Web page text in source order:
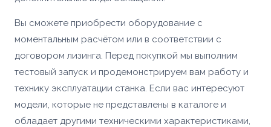
Вы сможете приобрести оборудование с
моментальным расчётом или в соответствии с
договором лизинга. Перед покупкой мы выполним
тестовый запуск и продемонстрируем вам работу и
технику эксплуатации станка. Если вас интересуют
модели, которые не представлены в каталоге и
обладает другими техническими характеристиками,
персональных данных
📎 Прикрепить реквизиты
Заказать
Отправить заявку